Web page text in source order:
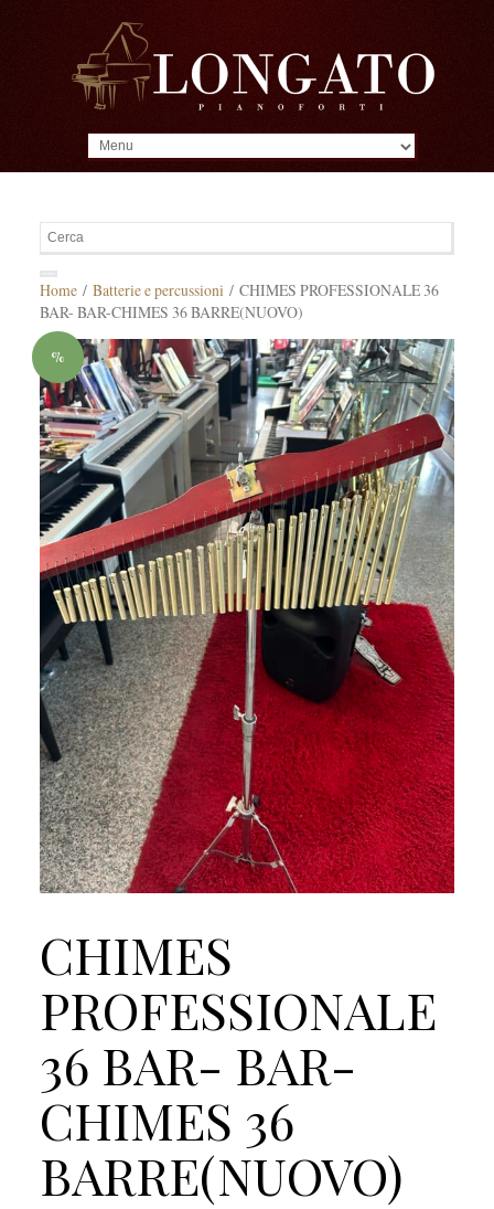
Home/ Batterie e percussioni / CHIMES PROFESSIONALE 36
BAR- BAR-CHIMES 36 BARRE(NUOVO)
%
CHIMES
PROFESSIONALE
36 BAR- BAR-
CHIMES 36
BARRE(NUOVO)